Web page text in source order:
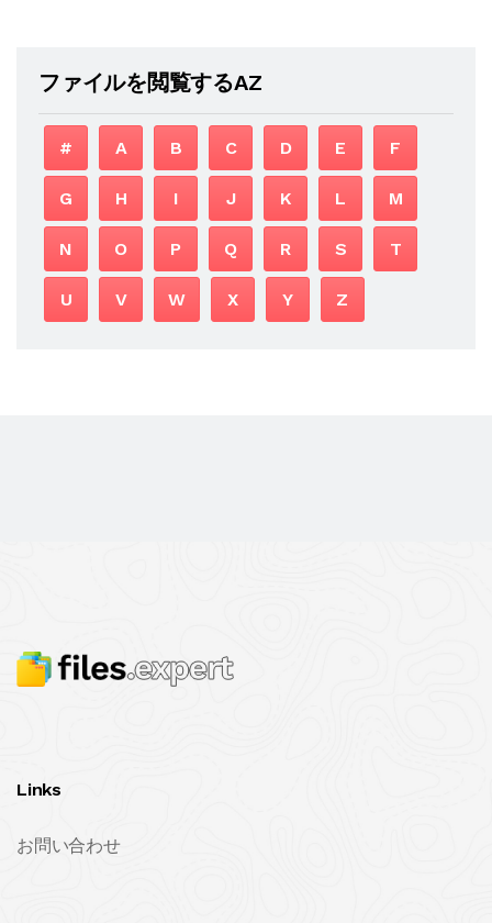
ファイルを閲覧するAZ
# A B C D E F
G H I J K L M
N O P Q R S T
U V W X Y Z
Links
お問い合わせ